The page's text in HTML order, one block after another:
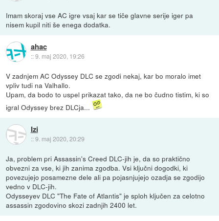
Imam skoraj vse AC igre vsaj kar se tiče glavne serije iger pa
nisem kupil niti še enega dodatka.
ahac
::9. maj 2020, 19:26
V zadnjem AC Odyssey DLC se zgodi nekaj, kar bo moralo imet
vpliv tudi na Valhallo.
Upam, da bodo to uspel prikazat tako, da ne bo čudno tistim, ki so
igral Odyssey brez DLCja...
Izi
::9. maj 2020, 20:29
Ja, problem pri Assassin's Creed DLC-jih je, da so praktično
obvezni za vse, ki jih zanima zgodba. Vsi ključni dogodki, ki
povezujejo posamezne dele ali pa pojasnjujejo ozadja se zgodijo
vedno v DLC-jih.
Odysseyev DLC "The Fate of Atlantis" je sploh ključen za celotno
assassin zgodovino skozi zadnjih 2400 let.